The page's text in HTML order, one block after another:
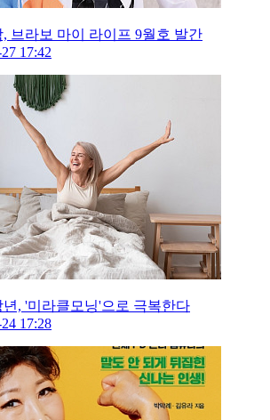
브라보 마이 라이프 9월호 발간
17:42
, '미라클모닝'으로 극복한다
17:28